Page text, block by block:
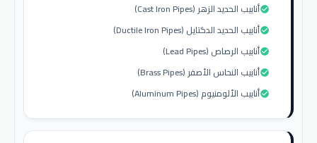
أنابيب الحديد الزهر (Cast Iron Pipes)check_circle
أنابيب الحديد الدكتايل (Ductile Iron Pipes)check_circle
أنابيب الرصاص (Lead Pipes)check_circle
أنابيب النحاس الأصفر (Brass Pipes)check_circle
أنابيب الألومنيوم (Aluminum Pipes)check_circle